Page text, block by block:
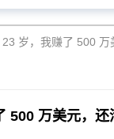
23 岁，我赚了 500 万
500 万美元，